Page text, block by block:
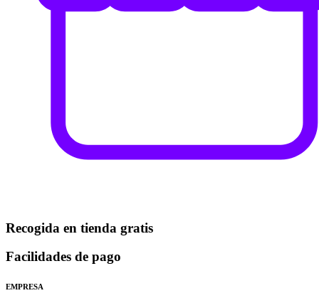
Recogida en tienda gratis
Facilidades de pago
EMPRESA